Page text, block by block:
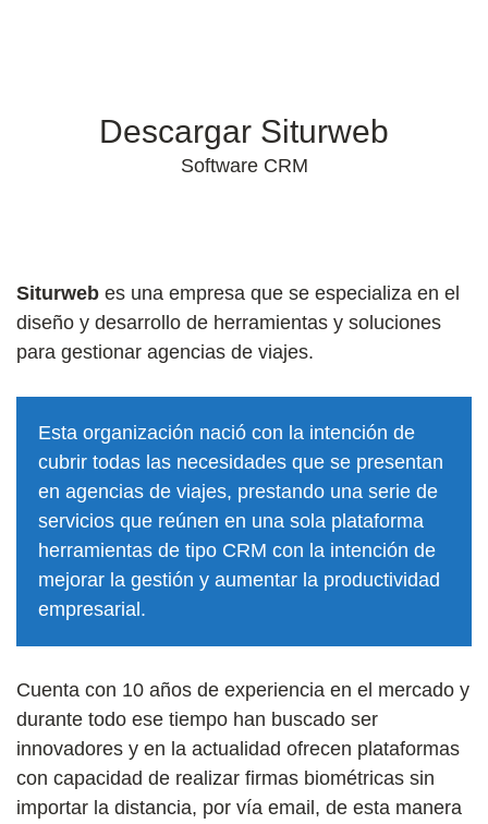
Descargar Siturweb
Software CRM
Siturweb es una empresa que se especializa en el
diseño y desarrollo de herramientas y soluciones
para gestionar agencias de viajes.
Esta organización nació con la intención de
cubrir todas las necesidades que se presentan
en agencias de viajes, prestando una serie de
servicios que reúnen en una sola plataforma
herramientas de tipo CRM con la intención de
mejorar la gestión y aumentar la productividad
empresarial.
Cuenta con 10 años de experiencia en el mercado y
durante todo ese tiempo han buscado ser
innovadores y en la actualidad ofrecen plataformas
con capacidad de realizar firmas biométricas sin
importar la distancia, por vía email, de esta manera